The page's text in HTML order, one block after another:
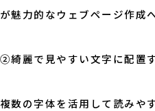
が魅力的なウェブページ作成
②綺麗で見やすい文字に配置
複数の字体を活用して読みや